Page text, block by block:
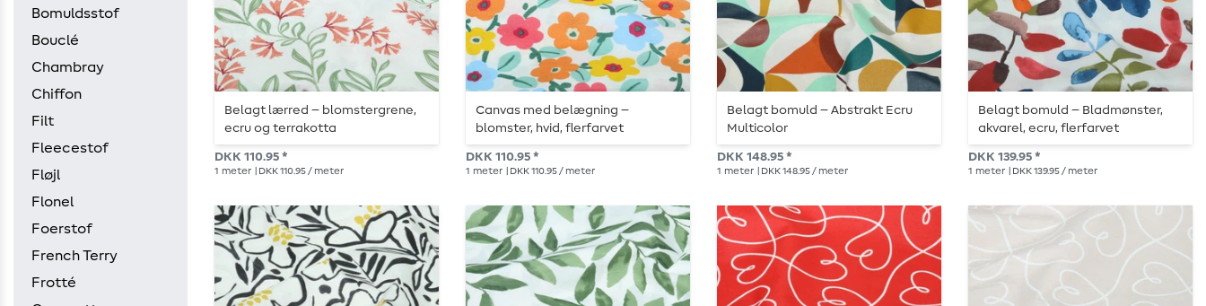
Bomuldsstof
Bouclé
Chambray
Chiffon
Filt
Fleecestof
Fløjl
Flonel
Foerstof
French Terry
Frotté
Belagt lærred – blomstergrene,
ecru og terrakotta
DKK 110.95 *
1 meter | DKK 110.95 / meter
Canvas med belægning –
blomster, hvid, flerfarvet
DKK 110.95 *
1 meter | DKK 110.95 / meter
Belagt bomuld – Abstrakt Ecru
Multicolor
DKK 148.95 *
1 meter | DKK 148.95 / meter
Belagt bomuld – Bladmønster,
akvarel, ecru, flerfarvet
DKK 139.95 *
1 meter | DKK 139.95 / meter